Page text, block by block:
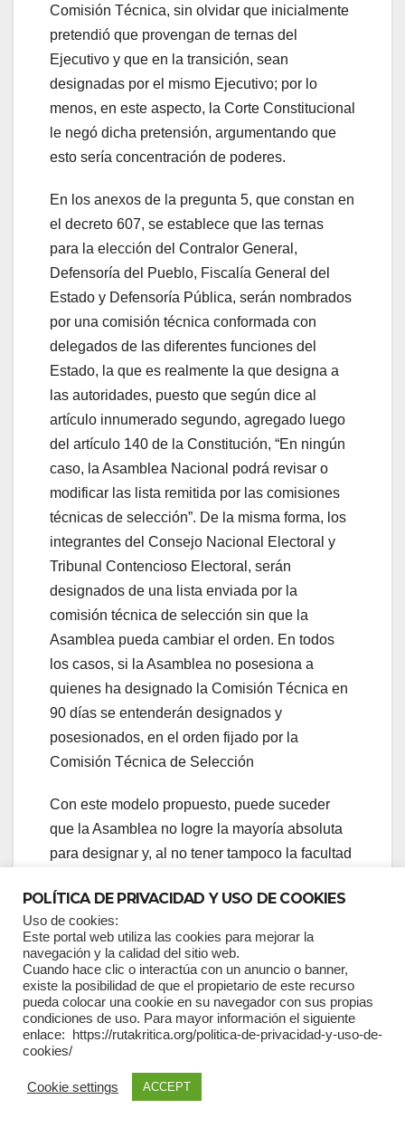
Comisión Técnica, sin olvidar que inicialmente
pretendió que provengan de ternas del
Ejecutivo y que en la transición, sean
designadas por el mismo Ejecutivo; por lo
menos, en este aspecto, la Corte Constitucional
le negó dicha pretensión, argumentando que
esto sería concentración de poderes.
En los anexos de la pregunta 5, que constan en
el decreto 607, se establece que las ternas
para la elección del Contralor General,
Defensoría del Pueblo, Fiscalía General del
Estado y Defensoría Pública, serán nombrados
por una comisión técnica conformada con
delegados de las diferentes funciones del
Estado, la que es realmente la que designa a
las autoridades, puesto que según dice al
artículo innumerado segundo, agregado luego
del artículo 140 de la Constitución, “En ningún
caso, la Asamblea Nacional podrá revisar o
modificar las lista remitida por las comisiones
técnicas de selección”. De la misma forma, los
integrantes del Consejo Nacional Electoral y
Tribunal Contencioso Electoral, serán
designados de una lista enviada por la
comisión técnica de selección sin que la
Asamblea pueda cambiar el orden. En todos
los casos, si la Asamblea no posesiona a
quienes ha designado la Comisión Técnica en
90 días se entenderán designados y
posesionados, en el orden fijado por la
Comisión Técnica de Selección
Con este modelo propuesto, puede suceder
que la Asamblea no logre la mayoría absoluta
para designar y, al no tener tampoco la facultad
designados a quienes hayan sido nominados
por las comisiones técnicas de selección, que,
a su vez, son nombradas por las funciones del
Estado, con lo cual, en lugar de ganar en
independencia y transparencia, las
nominaciones responderán a acuerdos y
negociaciones políticas.
En el caso del nombramiento de
POLÍTICA DE PRIVACIDAD Y USO DE COOKIES
Uso de cookies:
Este portal web utiliza las cookies para mejorar la
navegación y la calidad del sitio web.
Cuando hace clic o interactúa con un anuncio o banner,
existe la posibilidad de que el propietario de este recurso
pueda colocar una cookie en su navegador con sus propias
condiciones de uso. Para mayor información el siguiente
enlace: https://rutakritica.org/politica-de-privacidad-y-uso-de-
cookies/
Cookie settings ACCEPT